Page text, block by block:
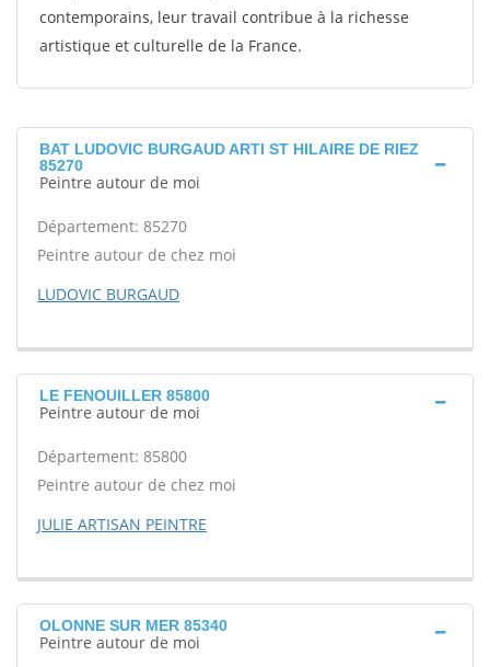
contemporains, leur travail contribue à la richesse
artistique et culturelle de la France.
BAT LUDOVIC BURGAUD ARTI ST HILAIRE DE RIEZ
85270
Peintre autour de moi
Département: 85270
Peintre autour de chez moi
LUDOVIC BURGAUD
LE FENOUILLER 85800
Peintre autour de moi
Département: 85800
Peintre autour de chez moi
JULIE ARTISAN PEINTRE
OLONNE SUR MER 85340
Peintre autour de moi